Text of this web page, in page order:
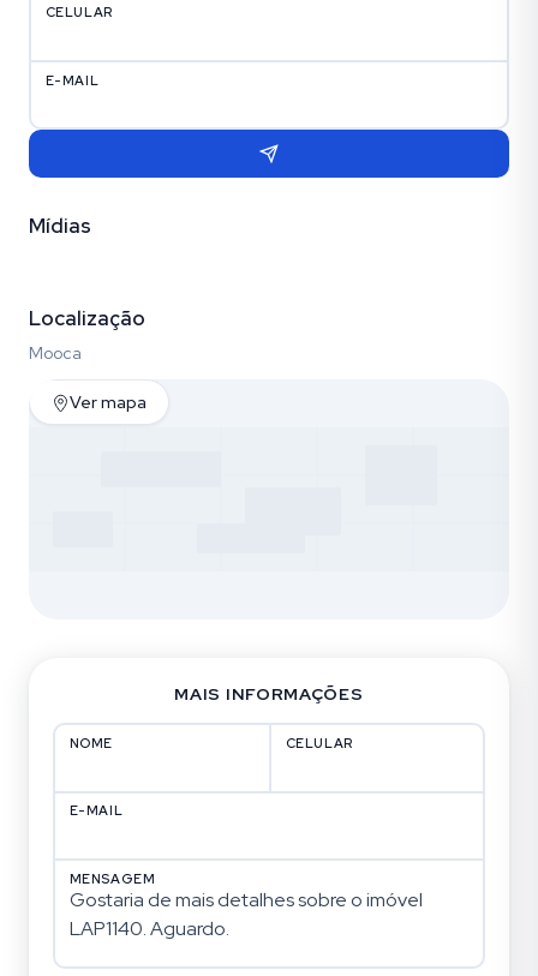
CELULAR
E-MAIL
Mídias
Localização
Mooca
Ver mapa
MAIS INFORMAÇÕES
NOME CELULAR
E-MAIL
MENSAGEM